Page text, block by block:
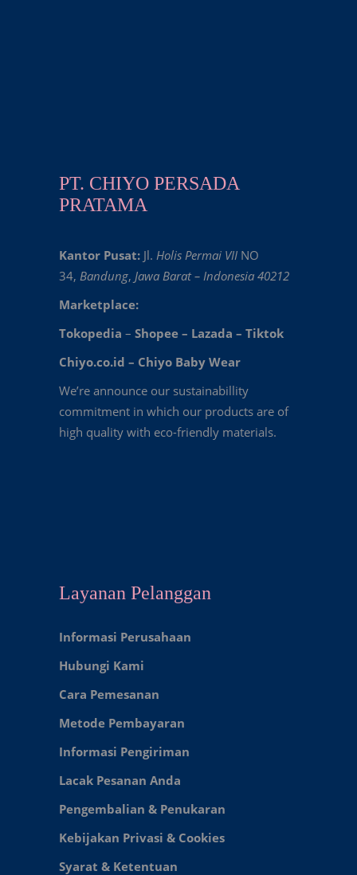
PT. CHIYO PERSADA
PRATAMA
Kantor Pusat: Jl. Holis Permai VII NO
34, Bandung, Jawa Barat – Indonesia 40212
Marketplace:
Tokopedia – Shopee – Lazada – Tiktok
Chiyo.co.id – Chiyo Baby Wear
We’re announce our sustainabillity
commitment in which our products are of
high quality with eco-friendly materials.
Layanan Pelanggan
Informasi Perusahaan
Hubungi Kami
Cara Pemesanan
Metode Pembayaran
Informasi Pengiriman
Lacak Pesanan Anda
Pengembalian & Penukaran
Kebijakan Privasi & Cookies
Syarat & Ketentuan